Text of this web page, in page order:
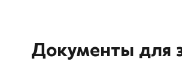
Документы для